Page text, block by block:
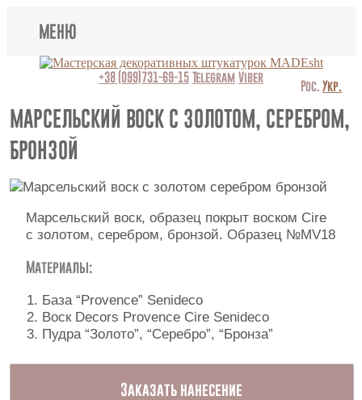
МЕНЮ
Lincrusta
Виды штукатурок
Поклейка обоев
Картины
Декоративные панно
Видео
Вопрос-ответ
О нас
+38 (099)731-69-15TelegramViber
МАРСЕЛЬСКИЙ ВОСК С ЗОЛОТОМ, СЕРЕБРОМ,
БРОНЗОЙ
Марсельский воск, образец покрыт воском Cire
с золотом, серебром, бронзой. Образец №MV18
Материалы:
База “Provence” Senideco
Воск Decors Provence Cire Senideco
Пудра “Золото”, “Серебро”, “Бронза”
Заказать нанесение
Рос.Укр.